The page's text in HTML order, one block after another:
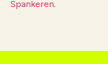
Spankeren.